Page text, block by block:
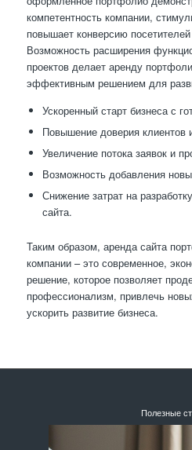
компетентность компании,
повышает конверсию
Возможность расширения
проектов делает аренду
эффективным решением для
Ускоренный старт бизнеса с
Повышение доверия клиентов
Увеличение потока заявок и
Возможность добавления
Снижение затрат на
сайта.
Таким образом, аренда сайта
компании – это современное,
решение, которое позволяет
профессионализм, привлечь
ускорить развитие бизнеса.
Полезные